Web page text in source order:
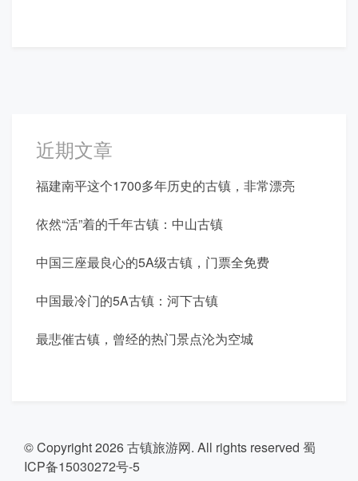
近期文章
福建南平这个1700多年历史的古镇，非常漂亮
依然“活”着的千年古镇：中山古镇
中国三座最良心的5A级古镇，门票全免费
中国最冷门的5A古镇：河下古镇
最悲催古镇，曾经的热门景点沦为空城
© Copyright 2026古镇旅游网. All rights reserved 蜀
ICP备15030272号-5